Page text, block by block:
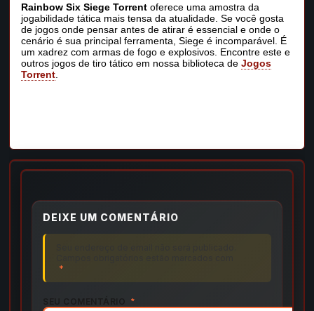
Rainbow Six Siege Torrent oferece uma amostra da
jogabilidade tática mais tensa da atualidade. Se você gosta
de jogos onde pensar antes de atirar é essencial e onde o
cenário é sua principal ferramenta, Siege é incomparável. É
um xadrez com armas de fogo e explosivos. Encontre este e
outros jogos de tiro tático em nossa biblioteca deJogos
Torrent
DEIXE UM COMENTÁRIO
*
*